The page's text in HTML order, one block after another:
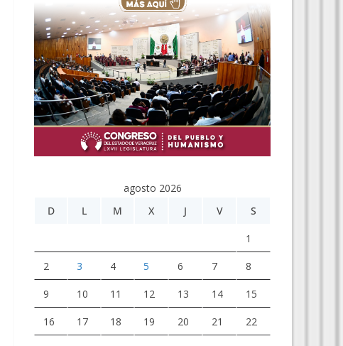
agosto 2026
D
L M X J V S
1
2 3 4 5 6 7 8
9 10 11 12 13 14 15
16 17 18 19 20 21 22